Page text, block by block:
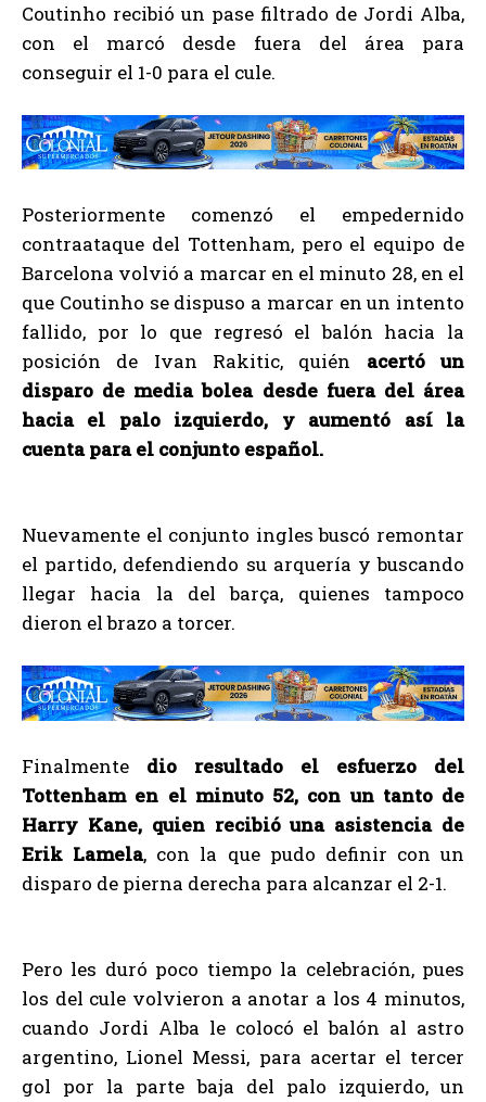
Coutinho recibió un pase filtrado de Jordi Alba,
con el marcó desde fuera del área para
conseguir el 1-0 para el cule.
Posteriormente comenzó el empedernido
contraataque del Tottenham, pero el equipo de
Barcelona volvió a marcar en el minuto 28, en el
que Coutinho se dispuso a marcar en un intento
fallido, por lo que regresó el balón hacia la
posición de Ivan Rakitic, quién acertó un
disparo de media bolea desde fuera del área
hacia el palo izquierdo, y aumentó así la
cuenta para el conjunto español.
Nuevamente el conjunto ingles buscó remontar
el partido, defendiendo su arquería y buscando
llegar hacia la del barça, quienes tampoco
dieron el brazo a torcer.
Finalmente dio resultado el esfuerzo del
Tottenham en el minuto 52, con un tanto de
Harry Kane, quien recibió una asistencia de
Erik Lamela, con la que pudo definir con un
disparo de pierna derecha para alcanzar el 2-1.
Pero les duró poco tiempo la celebración, pues
los del cule volvieron a anotar a los 4 minutos,
cuando Jordi Alba le colocó el balón al astro
argentino, Lionel Messi, para acertar el tercer
gol por la parte baja del palo izquierdo, un